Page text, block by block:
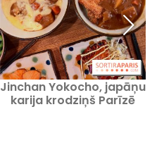
Jinchan Yokocho, japāņu
karija krodziņš Parīzē